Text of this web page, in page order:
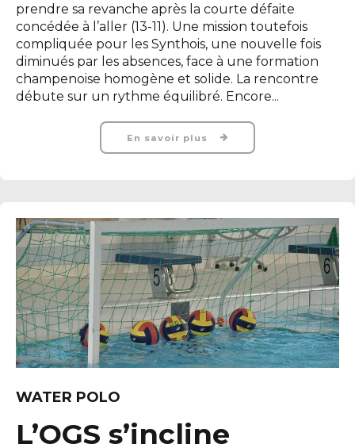
prendre sa revanche après la courte défaite
concédée à l’aller (13-11). Une mission toutefois
compliquée pour les Synthois, une nouvelle fois
diminués par les absences, face à une formation
champenoise homogène et solide. La rencontre
débute sur un rythme équilibré. Encore...
En savoir plus
WATER POLO
L’OGS s’incline